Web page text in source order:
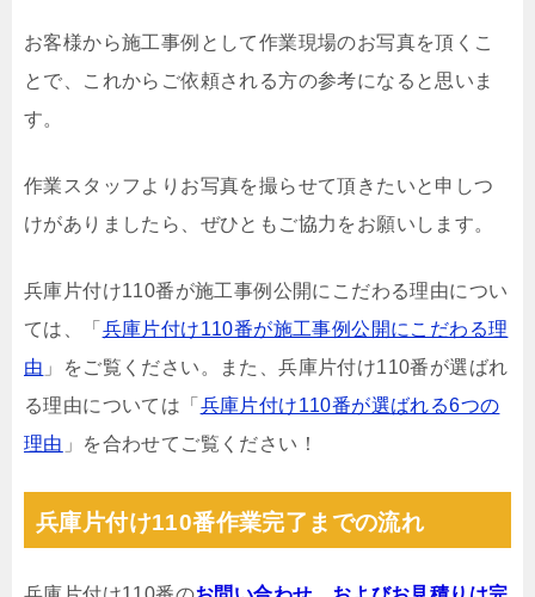
お客様から施工事例として作業現場のお写真を頂くこ
とで、これからご依頼される方の参考になると思いま
す。
作業スタッフよりお写真を撮らせて頂きたいと申しつ
けがありましたら、ぜひともご協力をお願いします。
兵庫片付け110番が施工事例公開にこだわる理由につい
ては、「 兵庫片付け110番が施工事例公開にこだわる理
由 」をご覧ください。また、兵庫片付け110番が選ばれ
る理由については「 兵庫片付け110番が選ばれる6つの
理由 」を合わせてご覧ください！
兵庫片付け110番作業完了までの流れ